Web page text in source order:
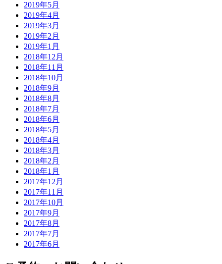
2019年5月
2019年4月
2019年3月
2019年2月
2019年1月
2018年12月
2018年11月
2018年10月
2018年9月
2018年8月
2018年7月
2018年6月
2018年5月
2018年4月
2018年3月
2018年2月
2018年1月
2017年12月
2017年11月
2017年10月
2017年9月
2017年8月
2017年7月
2017年6月